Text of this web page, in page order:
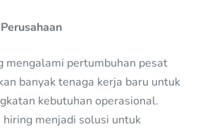
mengalami pertumbuhan pesat
banyak tenaga kerja baru untuk
kebutuhan operasional.
hiring menjadi solusi untuk